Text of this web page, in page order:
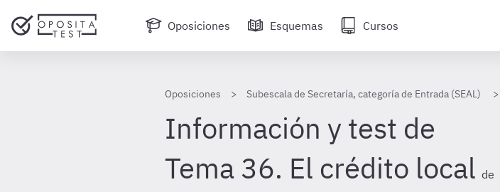
Oposiciones Esquemas Cursos
Oposiciones Subescala de Secretaría, categoría de Entrada (SEAL)
Información y test de
Tema 36. El crédito local de